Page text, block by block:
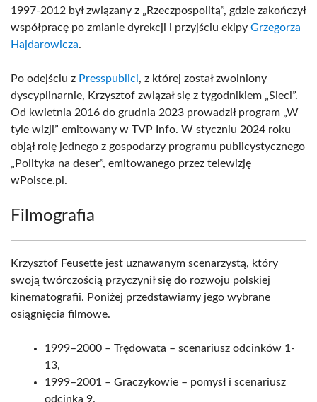
1997-2012 był związany z „Rzeczpospolitą”, gdzie zakończył
współpracę po zmianie dyrekcji i przyjściu ekipy Grzegorza
Hajdarowicza.
Po odejściu z Presspublici, z której został zwolniony
dyscyplinarnie, Krzysztof związał się z tygodnikiem „Sieci”.
Od kwietnia 2016 do grudnia 2023 prowadził program „W
tyle wizji” emitowany w TVP Info. W styczniu 2024 roku
objął rolę jednego z gospodarzy programu publicystycznego
„Polityka na deser”, emitowanego przez telewizję
wPolsce.pl.
Filmografia
Krzysztof Feusette jest uznawanym scenarzystą, który
swoją twórczością przyczynił się do rozwoju polskiej
kinematografii. Poniżej przedstawiamy jego wybrane
osiągnięcia filmowe.
1999–2000 – Trędowata – scenariusz odcinków 1-
13,
1999–2001 – Graczykowie – pomysł i scenariusz
odcinka 9.